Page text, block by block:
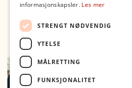
informasjonskapsler. Les mer
STRENGT NØDVENDIG
YTELSE
MÅLRETTING
FUNKSJONALITET